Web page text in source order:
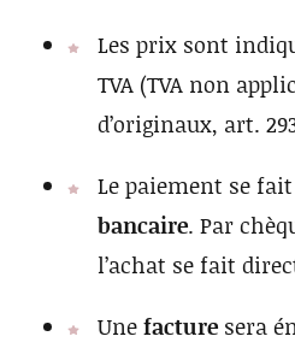
Les prix sont
TVA (TVA non
d’originaux, art.
Le paiement se
bancaire. Par
l’achat se fait
Unefacturesera